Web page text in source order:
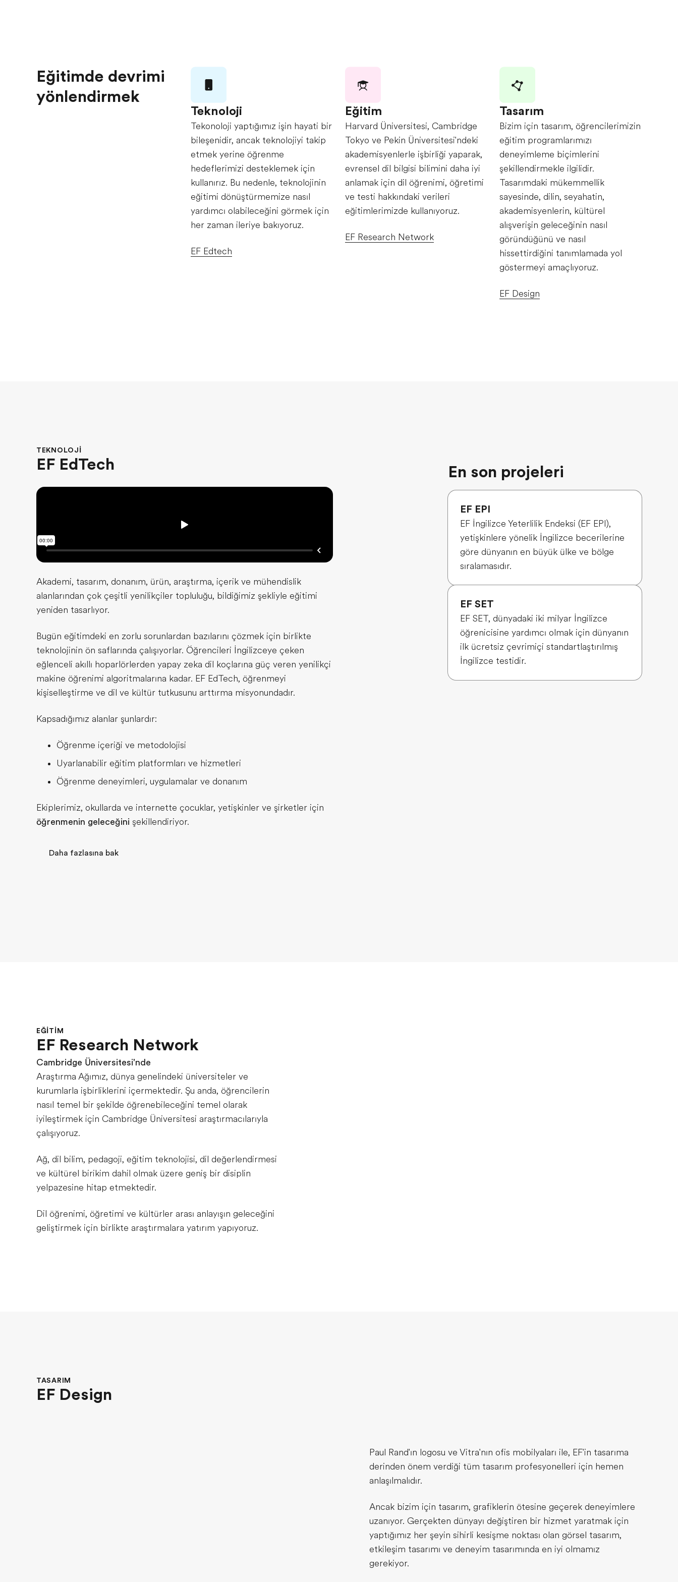
Eğitimde devrimi
yönlendirmek
Teknoloji
Tekonoloji yaptığımız işin hayati bir
bileşenidir, ancak teknolojiyi takip
etmek yerine öğrenme
hedeflerimizi desteklemek için
kullanırız. Bu nedenle, teknolojinin
eğitimi dönüştürmemize nasıl
yardımcı olabileceğini görmek için
her zaman ileriye bakıyoruz.
EF Edtech
Eğitim
Harvard Üniversitesi, Cambridge
Tokyo ve Pekin Üniversitesi'ndeki
akademisyenlerle işbirliği yaparak,
evrensel dil bilgisi bilimini daha iyi
anlamak için dil öğrenimi, öğretimi
ve testi hakkındaki verileri
eğitimlerimizde kullanıyoruz.
EF Research Network
Tasarım
Bizim için tasarım, öğrencilerimizin
eğitim programlarımızı
deneyimleme biçimlerini
şekillendirmekle ilgilidir.
Tasarımdaki mükemmellik
sayesinde, dilin, seyahatin,
akademisyenlerin, kültürel
alışverişin geleceğinin nasıl
göründüğünü ve nasıl
hissettirdiğini tanımlamada yol
göstermeyi amaçlıyoruz.
EF Design
TEKNOLOJI
EF EdTech
Akademi, tasarım, donanım, ürün, araştırma, içerik ve mühendislik
alanlarından çok çeşitli yenilikçiler topluluğu, bildiğimiz şekliyle eğitimi
yeniden tasarlıyor.
Bugün eğitimdeki en zorlu sorunlardan bazılarını çözmek için birlikte
teknolojinin ön saflarında çalışıyorlar. Öğrencileri İngilizceye çeken
eğlenceli akıllı hoparlörlerden yapay zeka dil koçlarına güç veren yenilikçi
makine öğrenimi algoritmalarına kadar. EF EdTech, öğrenmeyi
kişiselleştirme ve dil ve kültür tutkusunu arttırma misyonundadır.
Kapsadığımız alanlar şunlardır:
Öğrenme içeriği ve metodolojisi
Uyarlanabilir eğitim platformları ve hizmetleri
Öğrenme deneyimleri, uygulamalar ve donanım
Ekiplerimiz, okullarda ve internette çocuklar, yetişkinler ve şirketler için
öğrenmenin geleceğini şekillendiriyor.
Daha fazlasına bak
En son projeleri
EF EPI
EF İngilizce Yeterlilik Endeksi (EF EPI),
yetişkinlere yönelik İngilizce becerilerine
göre dünyanın en büyük ülke ve bölge
sıralamasıdır.
EF SET
EF SET, dünyadaki iki milyar İngilizce
öğrenicisine yardımcı olmak için dünyanın
ilk ücretsiz çevrimiçi standartlaştırılmış
İngilizce testidir.
EĞITIM
EF Research Network
Cambridge Üniversitesi'nde
Araştırma Ağımız, dünya genelindeki üniversiteler ve
kurumlarla işbirliklerini içermektedir. Şu anda, öğrencilerin
nasıl temel bir şekilde öğrenebileceğini temel olarak
iyileştirmek için Cambridge Üniversitesi araştırmacılarıyla
çalışıyoruz.
Ağ, dil bilim, pedagoji, eğitim teknolojisi, dil değerlendirmesi
ve kültürel birikim dahil olmak üzere geniş bir disiplin
yelpazesine hitap etmektedir.
Dil öğrenimi, öğretimi ve kültürler arası anlayışın geleceğini
geliştirmek için birlikte araştırmalara yatırım yapıyoruz.
TASARIM
EF Design
Paul Rand'ın logosu ve Vitra'nın ofis mobilyaları ile, EF'in tasarıma
derinden önem verdiği tüm tasarım profesyonelleri için hemen
anlaşılmalıdır.
Ancak bizim için tasarım, grafiklerin ötesine geçerek deneyimlere
uzanıyor. Gerçekten dünyayı değiştiren bir hizmet yaratmak için
yaptığımız her şeyin sihirli kesişme noktası olan görsel tasarım,
etkileşim tasarımı ve deneyim tasarımında en iyi olmamız
gerekiyor.